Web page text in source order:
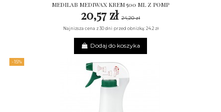
MEDILAB MEDIWAX KREM 500 ML Z POMP
20,57 zł 24,20 zł
Najniższa cena z 30 dni przed obniżką: 24.2 zł
Dodaj do koszyka
-15%